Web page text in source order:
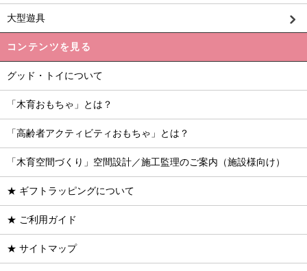
大型遊具
コンテンツを見る
グッド・トイについて
「木育おもちゃ」とは？
「高齢者アクティビティおもちゃ」とは？
「木育空間づくり」空間設計／施工監理のご案内（施設様向け）
★ ギフトラッピングについて
★ ご利用ガイド
★ サイトマップ